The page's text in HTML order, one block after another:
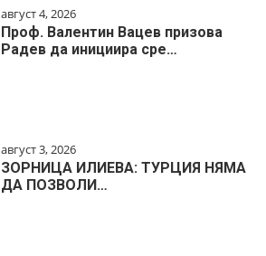
август 4, 2026
Проф. Валентин Вацев призова
Радев да инициира сре…
август 3, 2026
ЗОРНИЦА ИЛИЕВА: ТУРЦИЯ НЯМА
ДА ПОЗВОЛИ…